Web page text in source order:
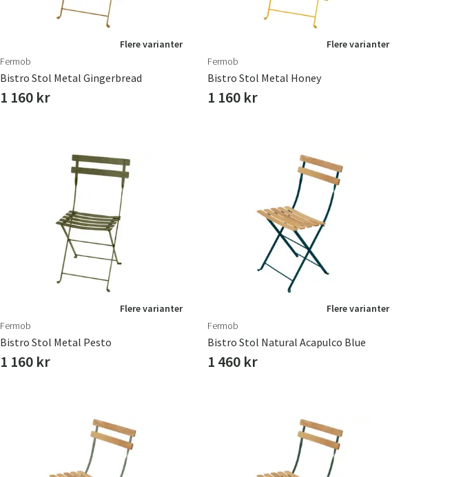
Danmark
Flere varianter
Fermob
Bistro Stol Metal Gingerbread
1 160 kr
Flere varianter
Fermob
Bistro Stol Metal Honey
1 160 kr
Flere varianter
Fermob
Bistro Stol Metal Pesto
1 160 kr
Flere varianter
Fermob
Bistro Stol Natural Acapulco Blue
1 460 kr